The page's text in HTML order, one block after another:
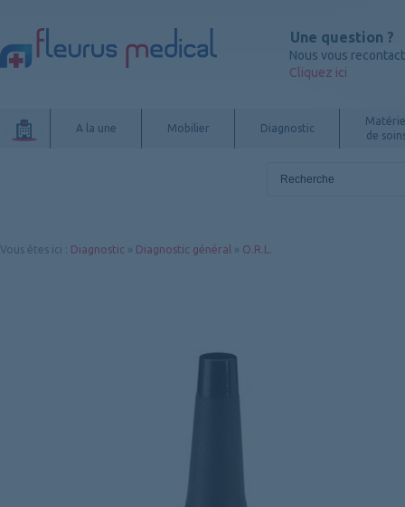
Une question ?
Nous vous
Cliquez ici
A la une Mobilier Diagnostic
de
Vous êtes ici Diagnostic » Diagnostic général » O.R.L.